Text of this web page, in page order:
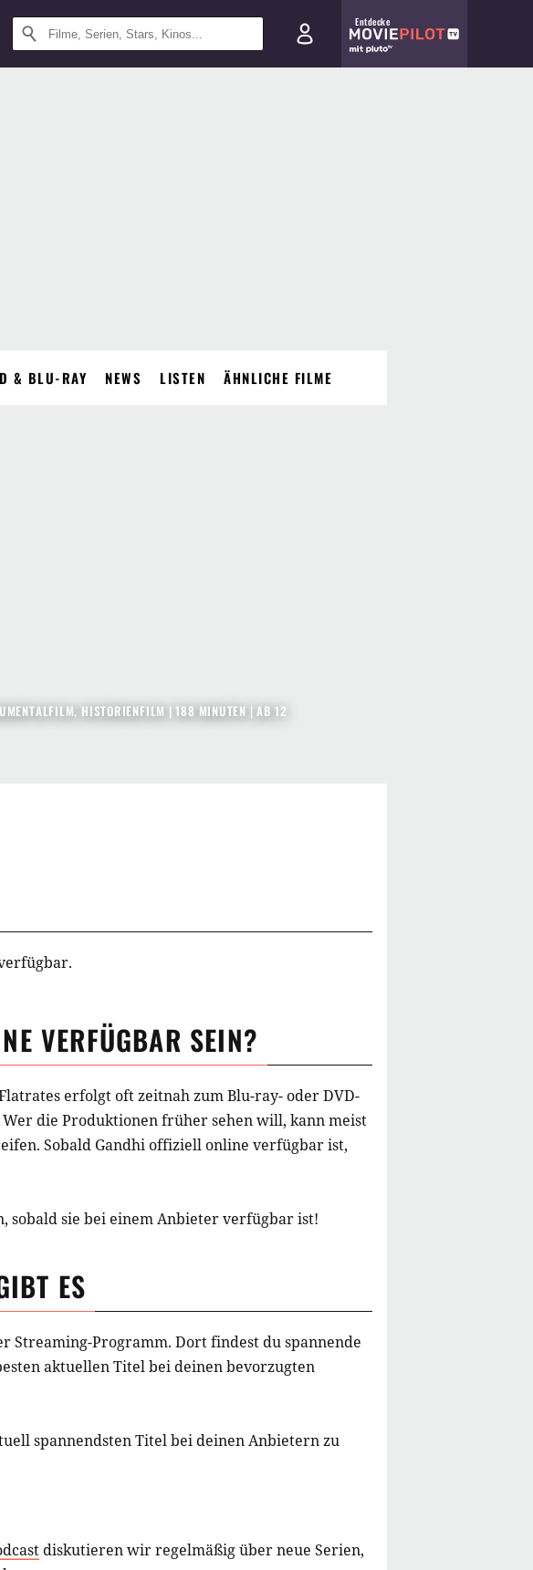
Entdecke
& BLU-RAY NEWS LISTEN ÄHNLICHE FILME
, HISTORIENFILM | 188 MINUTEN |AB 12
VERFÜGBAR SEIN?
erfolgt oft zeitnah zum Blu-ray- oder DVD-
die Produktionen früher sehen will, kann meist
Sobald Gandhi offiziell online verfügbar ist,
sie bei einem Anbieter verfügbar ist!
ES
Streaming-Programm. Dort findest du spannende
aktuellen Titel bei deinen bevorzugten
spannendsten Titel bei deinen Anbietern zu
diskutieren wir regelmäßig über neue Serien,